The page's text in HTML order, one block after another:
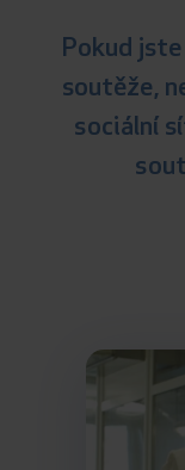
Pokud
soutěže,
sociální